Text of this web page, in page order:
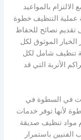
بالمواعيد
عملية التنظيف خطوة
نصائح للحفاظ
الموثوق لكل
تنظيف شامل لكل
الأتربة التي قد
في السطوة في
لأنها توفر خدمات
مواد تنظيف صديقة
الفنيين باستمرار